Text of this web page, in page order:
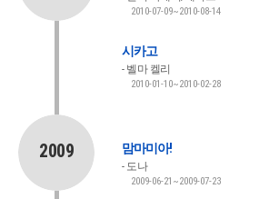
2010-07-09~2010-08-14
시카고
벨마 켈리
2010-01-10~2010-02-28
2009 맘마미아!
도나
2009-06-21~2009-07-23